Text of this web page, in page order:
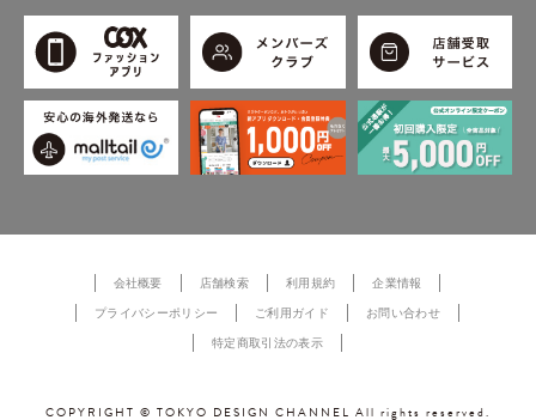
会社概要 店舗検索 利用規約 企業情報
プライバシーポリシー ご利用ガイド お問い合わせ
特定商取引法の表示
COPYRIGHT © TOKYO DESIGN CHANNEL All rights reserved.